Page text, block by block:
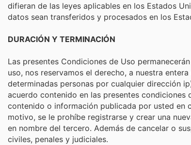
difieran de las leyes aplicables en los Estados
datos sean transferidos y procesados en los
DURACIÓN Y TERMINACIÓN
Las presentes Condiciones de Uso
uso, nos reservamos el derecho, a nuestra
determinadas personas por cualquier dirección
acuerdo contenido en las presentes
contenido o información publicada por usted en
motivo, se le prohíbe registrarse y crear una
en nombre del tercero. Además de cancelar o
civiles, penales y judiciales.